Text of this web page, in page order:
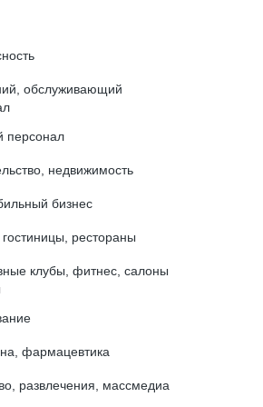
обслуживающий
персонал
недвижимость
бизнес
рестораны
клубы, фитнес, салоны
фармацевтика
развлечения, массмедиа